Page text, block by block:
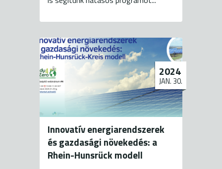
Innovatív energiarendszerek
és gazdasági növekedés: a
Rhein-Hunsrück modell
2024
JAN. 30.